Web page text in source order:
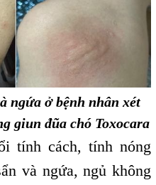
ngứa ở bệnh nhân xét
giun đũa chó Toxocara
tính cách, tính nóng
và ngứa, ngủ không